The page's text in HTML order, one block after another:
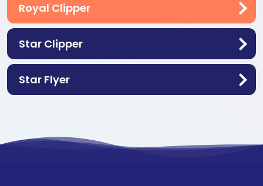
Royal Clipper
Star Clipper
Star Flyer